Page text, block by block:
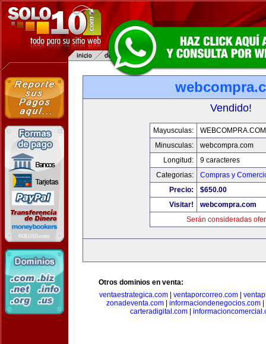
Vendido!
Mayusculas:
WEBCOMPRA.COM
Minusculas:
webcompra.com
Longitud:
9 caracteres
Categorias:
Compras y
Precio:
$650.00
Visitar!
webcompra.com
Serán consideradas
Otros dominios en venta:
ventaestrategica.com| ventaporcorreo.com|
zonadeventa.com| informaciondenegocios.com|
carteradigital.com